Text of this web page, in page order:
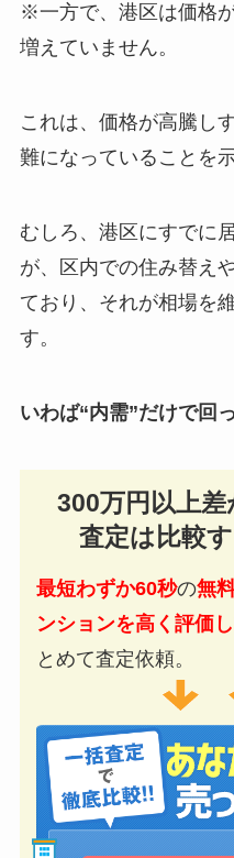
※一方で、港区は価格
増えていません。
これは、価格が高騰し
難になっていることを
むしろ、港区にすでに
が、区内での住み替え
ており、それが相場を
す。
いわば“内需”だけで回
300万円以上
査定は比較
最短わずか60秒の無
ンションを高く評価
とめて査定依頼。